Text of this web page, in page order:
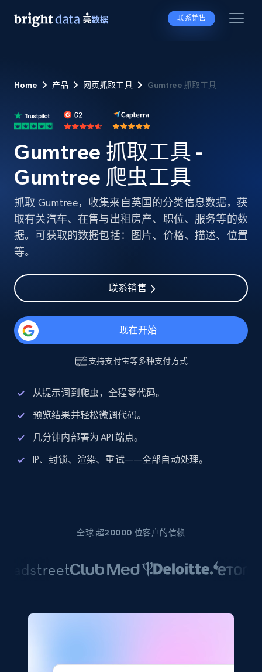
联系销售
Home 产品 网页抓取工具 Gumtree 抓取工具
Gumtree 抓取工具 -
Gumtree 爬虫工具
抓取 Gumtree，收集来自英国的分类信息数据，获
取有关汽车、在售与出租房产、职位、服务等的数
据。可获取的数据包括：图片、价格、描述、位置
等。
联系销售
现在开始
支持支付宝等多种支付方式
从提示词到爬虫，全程零代码。
预览结果并轻松微调代码。
几分钟内部署为 API 端点。
IP、封锁、渲染、重试——全部自动处理。
全球 超20000 位客户的信赖